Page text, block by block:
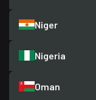
Niger
Nigeria
Oman